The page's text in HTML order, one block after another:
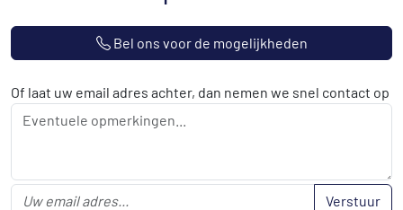
Bel ons voor de mogelijkheden
Of laat uw email adres achter, dan nemen we snel contact op
Verstuur